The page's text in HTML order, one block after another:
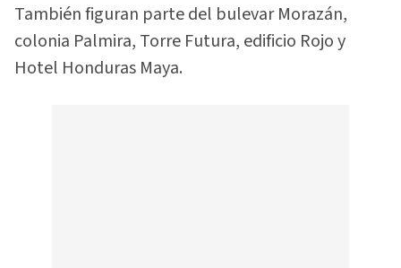
También figuran parte del bulevar Morazán,
colonia Palmira, Torre Futura, edificio Rojo y
Hotel Honduras Maya.